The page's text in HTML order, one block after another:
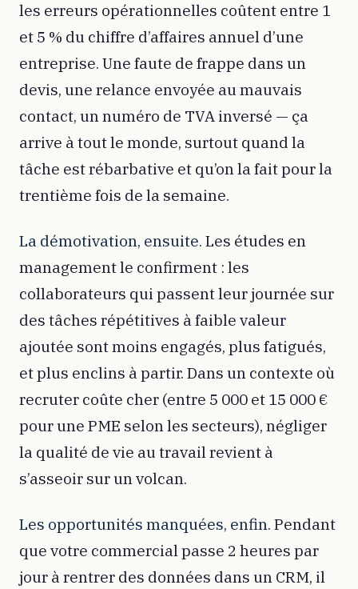
les erreurs opérationnelles coûtent entre 1
et 5 % du chiffre d’affaires annuel d’une
entreprise. Une faute de frappe dans un
devis, une relance envoyée au mauvais
contact, un numéro de TVA inversé — ça
arrive à tout le monde, surtout quand la
tâche est rébarbative et qu’on la fait pour la
trentième fois de la semaine.
La démotivation, ensuite. Les études en
management le confirment : les
collaborateurs qui passent leur journée sur
des tâches répétitives à faible valeur
ajoutée sont moins engagés, plus fatigués,
et plus enclins à partir. Dans un contexte où
recruter coûte cher (entre 5 000 et 15 000 €
pour une PME selon les secteurs), négliger
la qualité de vie au travail revient à
s’asseoir sur un volcan.
Les opportunités manquées, enfin. Pendant
que votre commercial passe 2 heures par
jour à rentrer des données dans un CRM, il